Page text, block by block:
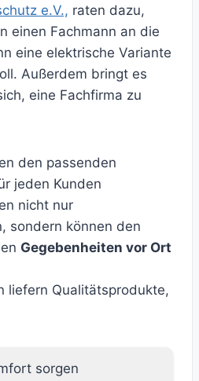
e.V., raten dazu,
einen Fachmann an die
eine elektrische Variante
Außerdem bringt es
eine Fachfirma zu
den passenden
jeden Kunden
nicht nur
sondern können den
Gegebenheiten vor Ort
liefern Qualitätsprodukte,
sorgen